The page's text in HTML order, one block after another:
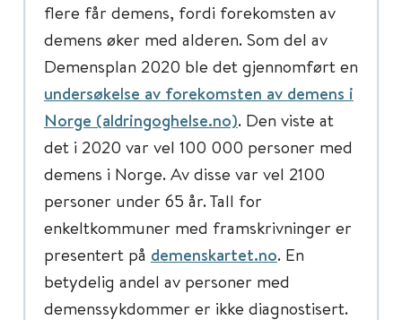
flere får demens, fordi forekomsten av
demens øker med alderen. Som del av
Demensplan 2020 ble det gjennomført en
undersøkelse av forekomsten av demens i
Norge (aldringoghelse.no). Den viste at
det i 2020 var vel 100 000 personer med
demens i Norge. Av disse var vel 2100
personer under 65 år. Tall for
enkeltkommuner med framskrivninger er
presentert på demenskartet.no. En
betydelig andel av personer med
demenssykdommer er ikke diagnostisert.